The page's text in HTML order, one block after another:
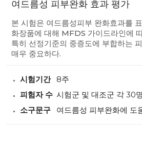
여드름성 피부완화 효과 평가
본 시험은 여드름성피부 완화효과를
화장품에 대해 MFDS 가이드라인에
특히 선정기준의 중증도에 부합하는
매우 중요하다.
시험기간
8주
피험자 수 시험군 및 대조군 각 30
소구문구
여드름성 피부완화에 도